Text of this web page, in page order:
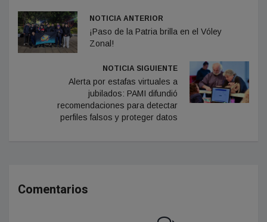
NOTICIA ANTERIOR
¡Paso de la Patria brilla en el Vóley
Zonal!
NOTICIA SIGUIENTE
Alerta por estafas virtuales a
jubilados: PAMI difundió
recomendaciones para detectar
perfiles falsos y proteger datos
Comentarios